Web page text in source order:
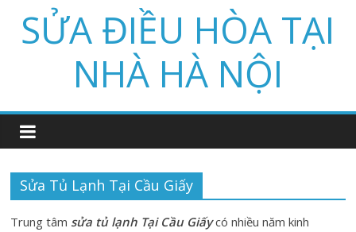
contentSỬA ĐIỀU HÒA TẠI
NHÀ HÀ NỘI
Sửa Tủ Lạnh Tại Cầu Giấy
Trung tâm sửa tủ lạnh Tại Cầu Giấycó nhiều năm kinh